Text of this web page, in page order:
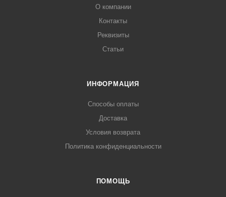
О компании
Контакты
Реквизиты
Статьи
ИНФОРМАЦИЯ
Способы оплаты
Доставка
Условия возврата
Политика конфиденциальности
ПОМОЩЬ